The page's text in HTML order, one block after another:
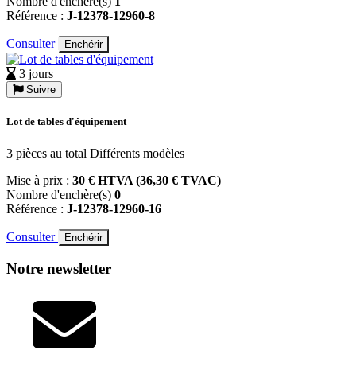
Référence : J-12378-12960-8
Consulter Enchérir
3 jours
Suivre
Lot de tables d'équipement
3 pièces au total Différents modèles
Mise à prix : 30 € HTVA (36,30 € TVAC)
Nombre d'enchère(s) 0
Référence : J-12378-12960-16
Consulter Enchérir
Notre newsletter